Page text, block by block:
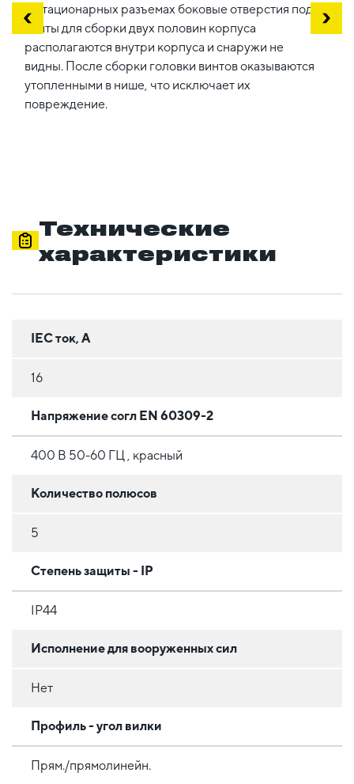
В стационарных разъемах боковые отверстия под
винты для сборки двух половин корпуса
располагаются внутри корпуса и снаружи не
видны. После сборки головки винтов оказываются
утопленными в нише, что исключает их
повреждение.
Технические
характеристики
IEC ток, А
16
Напряжение согл EN 60309-2
400 В 50-60 ГЦ , красный
Количество полюсов
5
Степень защиты - IP
IP44
Исполнение для вооруженных сил
Нет
Профиль - угол вилки
Прям./прямолинейн.